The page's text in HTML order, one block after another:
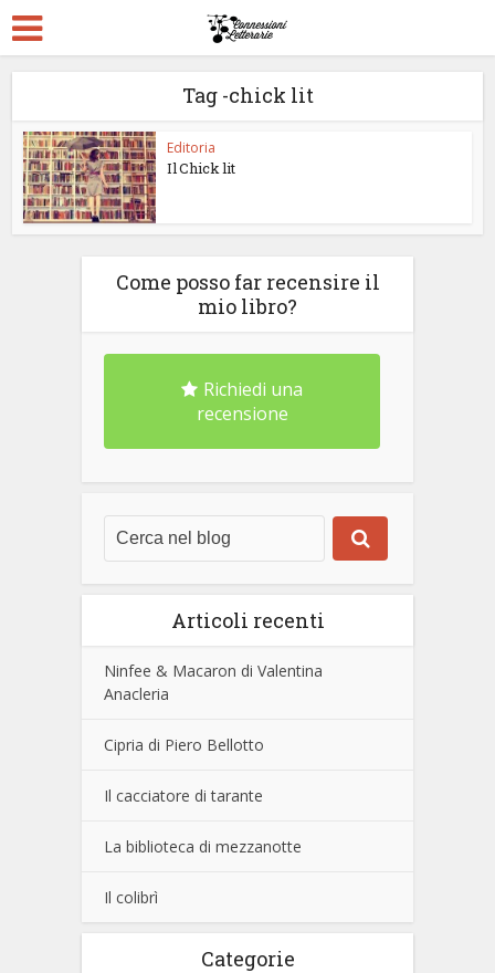
Tag -chick lit
Editoria
Il Chick lit
Come posso far recensire il
mio libro?
Richiedi una
recensione
Articoli recenti
Ninfee & Macaron di Valentina
Anacleria
Cipria di Piero Bellotto
Il cacciatore di tarante
La biblioteca di mezzanotte
Il colibrì
Categorie